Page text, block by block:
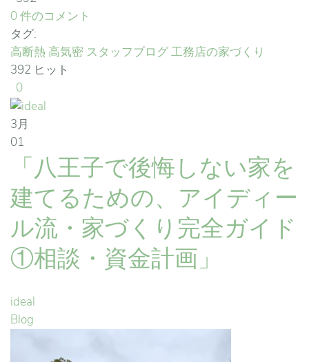
0 件のコメント
タグ:
高断熱 高気密 スタッフブログ工務店の家づくり
392 ヒット
0
3月
01
「八王子で後悔しない家を
建てるための、アイディー
ル流・家づくり完全ガイド
①相談・資金計画」
ideal
Blog